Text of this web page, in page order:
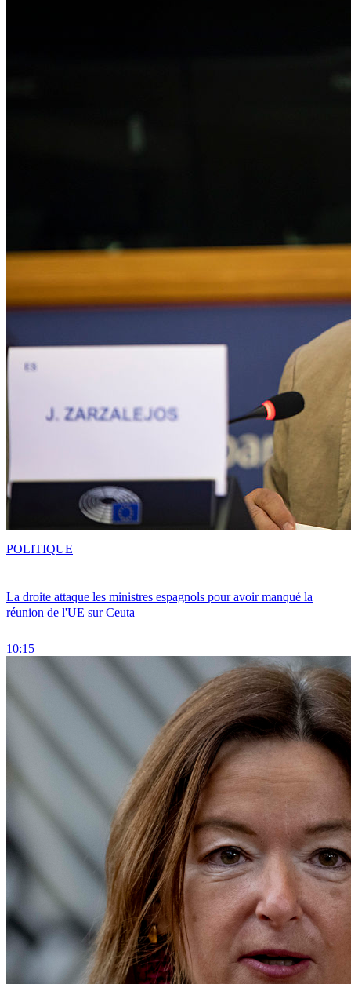
La droite attaque les ministres espagnols pour avoir manqué la
réunion de l'UE sur Ceuta
10:15
POLITIQUE